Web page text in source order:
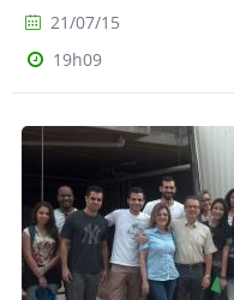
21/07/15
19h09